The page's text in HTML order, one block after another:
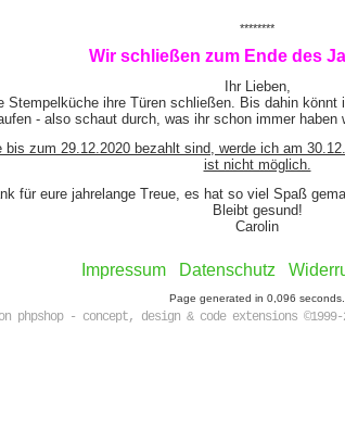
********
Wir schließen zum Ende des
Ihr Lieben,
Stempelküche ihre Türen schließen. Bis dahin
- also schaut durch, was ihr schon immer
bis zum 29.12.2020 bezahlt sind, werde ich am
ist nicht möglich.
für eure jahrelange Treue, es hat so viel Spaß
Bleibt gesund!
Carolin
Impressum Datenschutz
Page generated in 0,096 seconds.
phpshop - concept, design & code extensions